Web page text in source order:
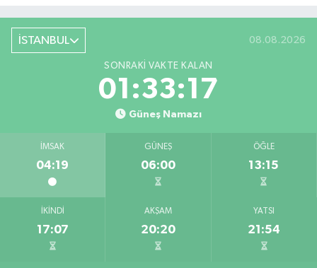
İSTANBUL 08.08.2026
SONRAKI VAKTE KALAN
01:33:17
Güneş Namazı
İMSAK
04:19
GÜNEŞ
06:00
ÖĞLE
13:15
İKINDI
17:07
AKŞAM
20:20
YATSI
21:54